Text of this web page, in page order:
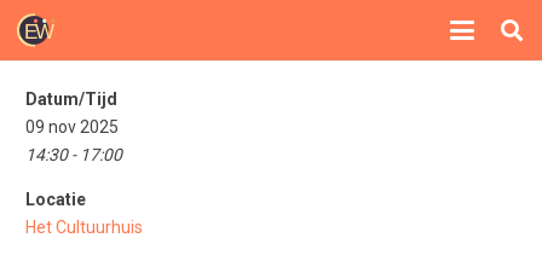
Datum/Tijd
09 nov 2025
14:30 - 17:00
Locatie
Het Cultuurhuis